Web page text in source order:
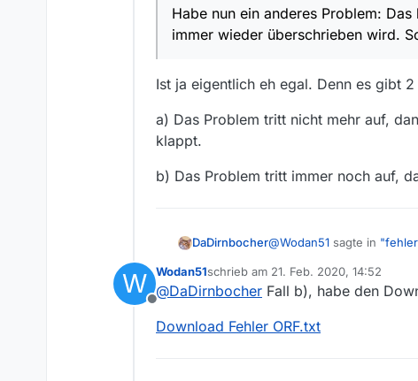
Habe nun ein anderes Problem:
immer wieder überschrieben wird.
Ist ja eigentlich eh egal. Denn es gibt
a) Das Problem tritt nicht mehr auf,
klappt.
b) Das Problem tritt immer noch auf,
DaDirnbocher@Wodan51 sagte in
Habe nun ein anderes
Ist ja eigentlich eh egal.
W
Offline
Wodan51schrieb am 21. Feb. 2020, 14:52
zuletzt editiert von
@DaDirnbocher Fall b), habe den
Download Fehler ORF.txt